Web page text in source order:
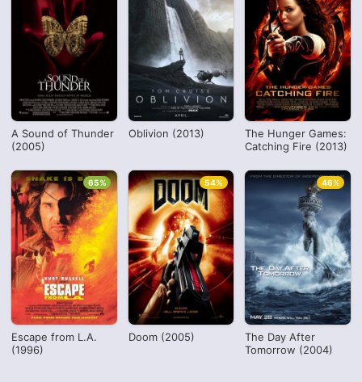
A Sound of Thunder
(2005)
Oblivion (2013)
The Hunger Games:
Catching Fire (2013)
Escape from L.A.
(1996)
65%
Doom (2005)
54%
The Day After
Tomorrow (2004)
46%